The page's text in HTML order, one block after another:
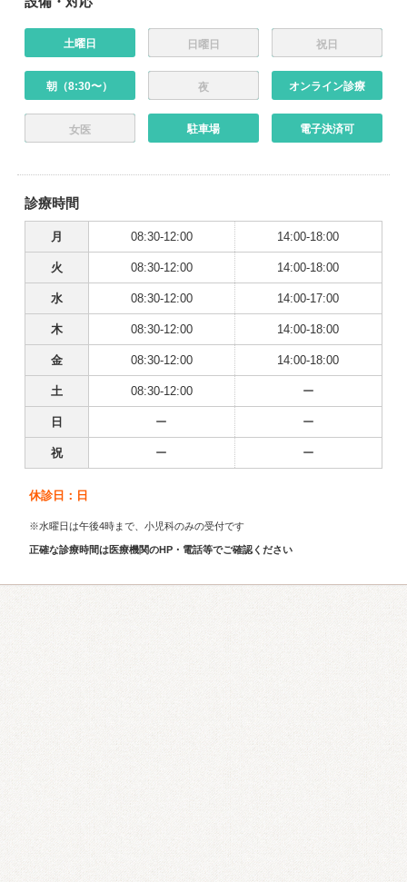
土曜日 日曜日 祝日
朝（8:30〜） 夜 オンライン診療
女医 駐車場 電子決済可
診療時間
月 08:30-12:00 14:00-18:00
火 08:30-12:00 14:00-18:00
水 08:30-12:00 14:00-17:00
木 08:30-12:00 14:00-18:00
金 08:30-12:00 14:00-18:00
土 08:30-12:00 ー
日 ー ー
祝 ー ー
休診日：日
※水曜日は午後4時まで、小児科のみの受付です
正確な診療時間は医療機関のHP・電話等でご確認ください